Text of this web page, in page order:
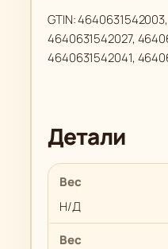
GTIN:
4640631542027,
4640631542041,
Детали
Вес
Н/Д
Вес